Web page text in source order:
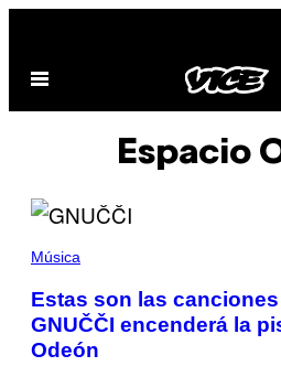
contenido
Abrir
Espacio
Música
Estas son las
GNUČČI encenderá la
Odeón